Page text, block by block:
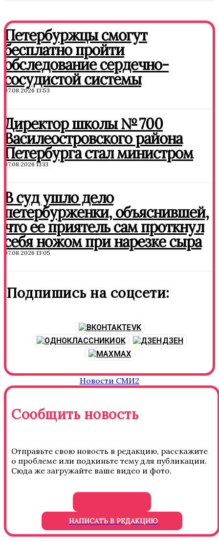
Петербуржцы смогут
бесплатно пройти
обследование сердечно-
сосудистой системы
07.08.2026 13:53
Директор школы № 700
Василеостровского района
Петербурга стал министром
07.08.2026 13:13
В суд ушло дело
петербурженки, объяснившей,
что ее приятель сам проткнул
себя ножом при нарезке сыра
07.08.2026 13:05
Подпишись на соцсети:
VK
OK
ДЗЕН
MAX
Новости СМИ2
Сообщить новость
Отправьте свою новость в редакцию, расскажите
о проблеме или подкиньте тему для публикации.
Сюда же загружайте ваше видео и фото.
НАПИСАТЬ В РЕДАКЦИЮ